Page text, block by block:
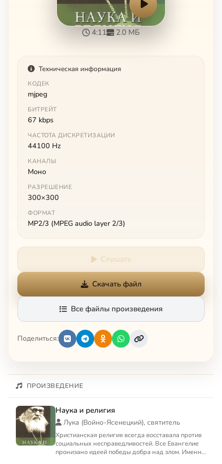
4:11 2.0 МБ
Техническая информация
КОДЕК
mjpeg
БИТРЕЙТ
67 kbps
ЧАСТОТА ДИСКРЕТИЗАЦИИ
44100 Hz
КАНАЛЫ
Моно
РАЗРЕШЕНИЕ
300×300
ФОРМАТ
MP2/3 (MPEG audio layer 2/3)
Слушать
Скачать файл
Все файлы произведения
Поделиться:
ПРОИЗВЕДЕНИЕ
Наука и религия
Лука (Войно-Ясенецкий), святитель
Христианская религия всегда восставала против
социальных несправедливостей. Все Евангелие
пронизано идеей победы добра над злом. Именно